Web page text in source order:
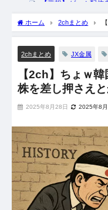
ホーム 2chまとめ
2chまとめ JX金属
【2ch】ちょｗ
株を差し押さえ
2025年8月28日 2025年8